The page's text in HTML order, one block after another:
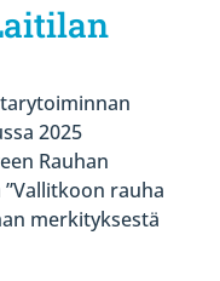
2025
Rauhan
rauha
merkityksestä